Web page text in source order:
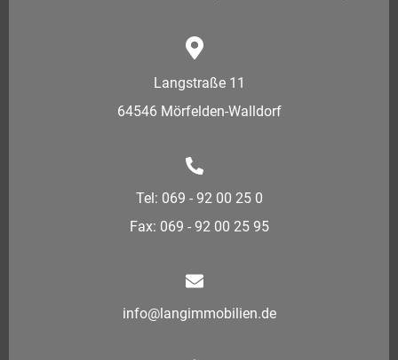
Langstraße 11
64546 Mörfelden-Walldorf
Tel: 069 - 92 00 25 0
Fax: 069 - 92 00 25 95
info@langimmobilien.de